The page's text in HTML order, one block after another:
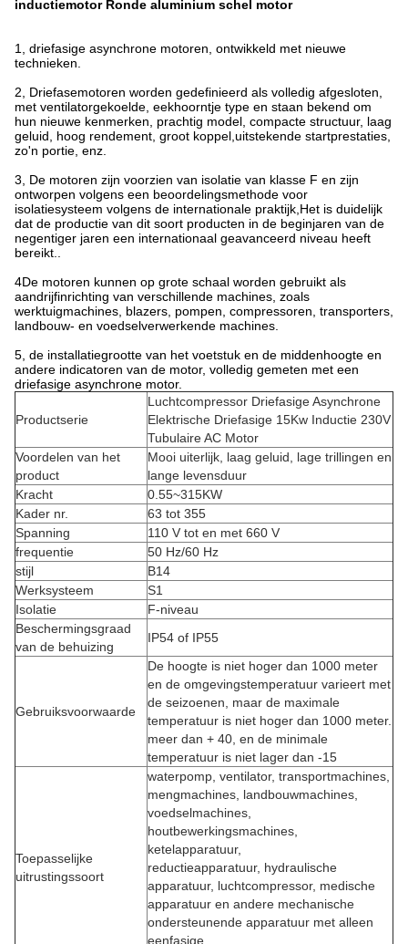
inductiemotor Ronde aluminium schel motor
1, driefasige asynchrone motoren, ontwikkeld met nieuwe
technieken.
2, Driefasemotoren worden gedefinieerd als volledig afgesloten,
met ventilatorgekoelde, eekhoorntje type en staan bekend om
hun nieuwe kenmerken, prachtig model, compacte structuur, laag
geluid, hoog rendement, groot koppel,uitstekende startprestaties,
zo'n portie, enz.
3, De motoren zijn voorzien van isolatie van klasse F en zijn
ontworpen volgens een beoordelingsmethode voor
isolatiesysteem volgens de internationale praktijk,Het is duidelijk
dat de productie van dit soort producten in de beginjaren van de
negentiger jaren een internationaal geavanceerd niveau heeft
bereikt..
4De motoren kunnen op grote schaal worden gebruikt als
aandrijfinrichting van verschillende machines, zoals
werktuigmachines, blazers, pompen, compressoren, transporters,
landbouw- en voedselverwerkende machines.
5, de installatiegrootte van het voetstuk en de middenhoogte en
andere indicatoren van de motor, volledig gemeten met een
driefasige asynchrone motor.
Productserie
Luchtcompressor Driefasige Asynchrone
Elektrische Driefasige 15Kw Inductie 230V
Tubulaire AC Motor
Voordelen van het
product
Mooi uiterlijk, laag geluid, lage trillingen en
lange levensduur
Kracht
0.55~315KW
Kader nr.
63 tot 355
Spanning
110 V tot en met 660 V
frequentie
50 Hz/60 Hz
stijl
B14
Werksysteem
S1
Isolatie
F-niveau
Beschermingsgraad
van de behuizing
IP54 of IP55
Gebruiksvoorwaarde
De hoogte is niet hoger dan 1000 meter
en de omgevingstemperatuur varieert met
de seizoenen, maar de maximale
temperatuur is niet hoger dan 1000 meter.
meer dan + 40, en de minimale
temperatuur is niet lager dan -15
Toepasselijke
uitrustingssoort
waterpomp, ventilator, transportmachines,
mengmachines, landbouwmachines,
voedselmachines,
houtbewerkingsmachines,
ketelapparatuur,
reductieapparatuur, hydraulische
apparatuur, luchtcompressor, medische
apparatuur en andere mechanische
ondersteunende apparatuur met alleen
eenfasige